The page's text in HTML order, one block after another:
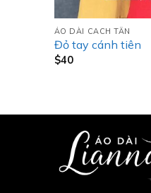
ÁO DÀI CACH TÂN
Đỏ tay cánh tiên
$40